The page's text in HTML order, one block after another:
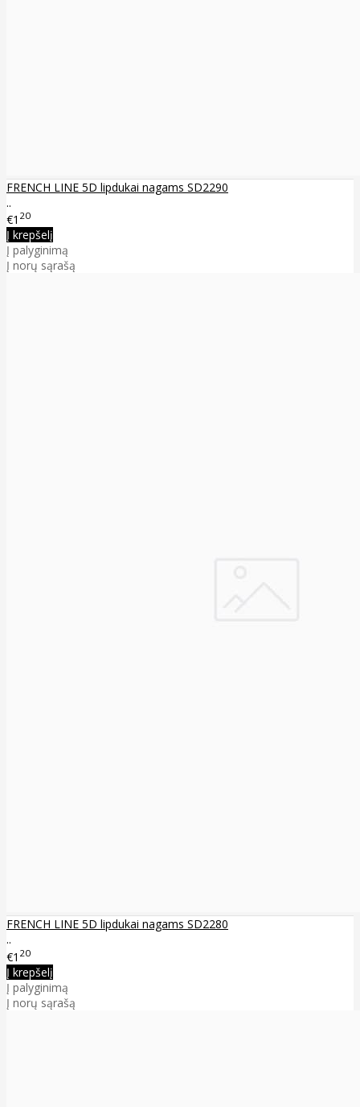
FRENCH LINE 5D lipdukai nagams SD2290
..
€1 20
Į krepšelį
Į palyginimą
Į norų sąrašą
FRENCH LINE 5D lipdukai nagams SD2280
..
€1 20
Į krepšelį
Į palyginimą
Į norų sąrašą